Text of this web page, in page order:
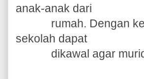
anak-anak dari
rumah. Dengan
sekolah dapat
dikawal agar murid-